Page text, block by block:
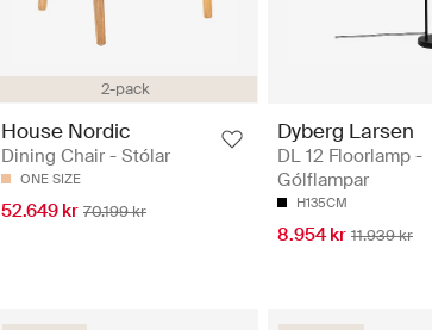
2-pack
House Nordic
Dining Chair - Stólar
ONE SIZE
52.649 kr 70.199 kr
Dyberg Larsen
DL 12 Floorlamp -
Gólflampar
H135CM
8.954 kr 11.939 kr